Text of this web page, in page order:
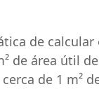
de calcular
de área útil
de 1 m²